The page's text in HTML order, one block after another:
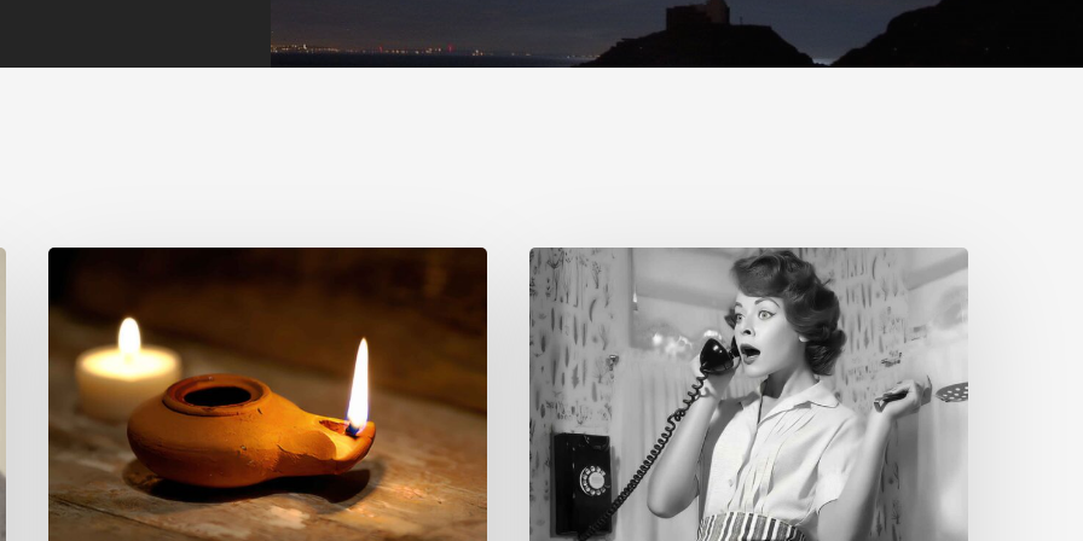
al
Les
obvietats
insòlites